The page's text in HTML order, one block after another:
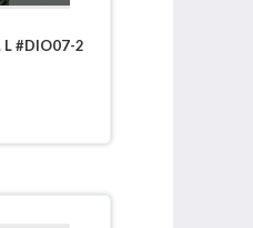
L #DIO07-2